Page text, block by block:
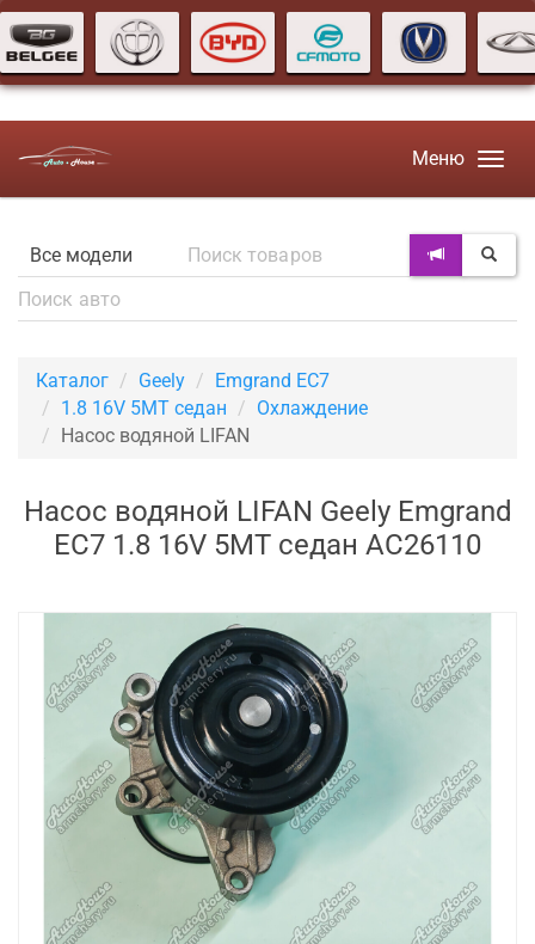
Меню
Каталог Geely
Emgrand EC7
1.8 16V 5MT седан
Охлаждение
Насос водяной LIFAN
Насос водяной LIFAN Geely Emgrand
EC7 1.8 16V 5MT седан AC26110